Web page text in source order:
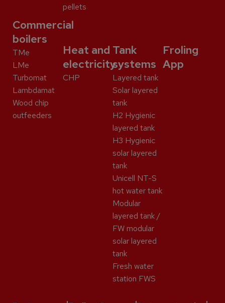
pellets
Commercial
boilers
TMe
LMe
Turbomat
Lambdamat
Wood chip
outfeeders
Heat and
electricity
CHP
Tank
systems
Layered tank
Solar layered
tank
H2 Hygienic
layered tank
H3 Hygienic
solar layered
tank
Unicell NT-S
hot water tank
Modular
layered tank /
FW modular
solar layered
tank
Fresh water
station FWS
Froling
App